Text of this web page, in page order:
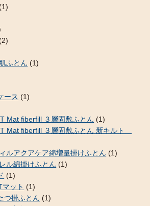
(1)
(2)
ふとん (1)
ース (1)
Mat fiberfill ３層固敷ふとん (1)
Mat fiberfill ３層固敷ふとん 新キルト
ルアクアケア綿増量掛けふとん (1)
ル綿掛けふとん (1)
(1)
マット (1)
つ掛ふとん (1)